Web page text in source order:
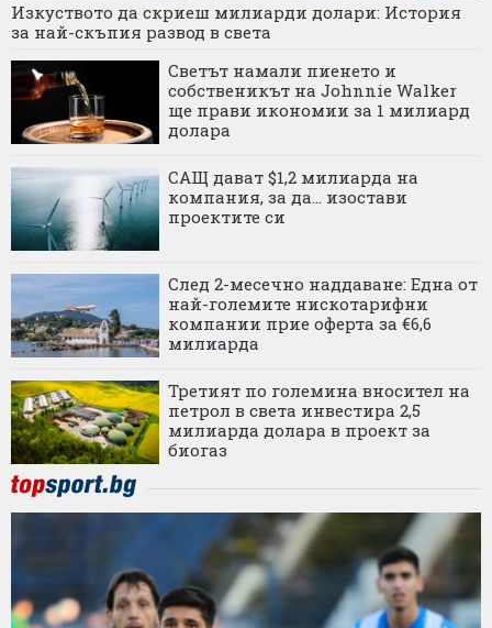
Изкуството да скриеш милиарди долари: История
за най-скъпия развод в света
Светът намали пиенето и
собственикът на Johnnie Walker
ще прави икономии за 1 милиард
долара
САЩ дават $1,2 милиарда на
компания, за да... изостави
проектите си
След 2-месечно наддаване: Една от
най-големите нискотарифни
компании прие оферта за €6,6
милиарда
Третият по големина вносител на
петрол в света инвестира 2,5
милиарда долара в проект за
биогаз